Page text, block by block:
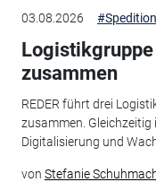
03.08.2026 #Spedition
Logistikgruppe
zusammen
REDER führt drei
zusammen. Gleichzeitig
Digitalisierung und
von Stefanie